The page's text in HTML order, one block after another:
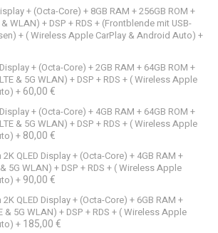
+ (Octa-Core) + 8GB RAM + 256GB ROM +
WLAN) + DSP + RDS + (Frontblende mit USB-
+ ( Wireless Apple CarPlay & Android Auto) +
+ (Octa-Core) + 2GB RAM + 64GB ROM +
& 5G WLAN) + DSP + RDS + ( Wireless Apple
+60,00 €
+ (Octa-Core) + 4GB RAM + 64GB ROM +
& 5G WLAN) + DSP + RDS + ( Wireless Apple
+ 80,00 €
QLED Display + (Octa-Core) + 4GB RAM +
5G WLAN) + DSP + RDS + ( Wireless Apple
+ 90,00 €
QLED Display + (Octa-Core) + 6GB RAM +
& 5G WLAN) + DSP + RDS + ( Wireless Apple
+ 185,00 €